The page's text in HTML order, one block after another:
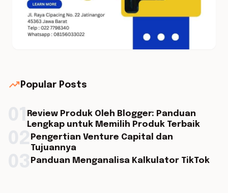
trending_up Popular Posts
Review Produk Oleh Blogger: Panduan
Lengkap untuk Memilih Produk Terbaik
Pengertian Venture Capital dan
Tujuannya
Panduan Menganalisa Kalkulator TikTok